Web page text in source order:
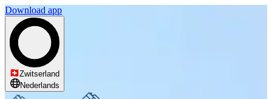
Download app
Zwitserland
Nederlands